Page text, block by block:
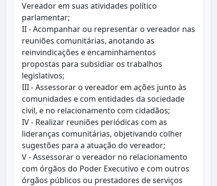
Vereador em suas atividades político
parlamentar;
II - Acompanhar ou representar o vereador nas
reuniões comunitárias, anotando as
reinvindicações e encaminhamentos
propostas para subsidiar os trabalhos
legislativos;
III - Assessorar o vereador em ações junto às
comunidades e com entidades da sociedade
civil, e no relacionamento com cidadãos;
IV - Realizar reuniões periódicas com as
lideranças comunitárias, objetivando colher
sugestões para a atuação do vereador;
V - Assessorar o vereador no relacionamento
com órgãos do Poder Executivo e com outros
órgãos públicos ou prestadores de serviços